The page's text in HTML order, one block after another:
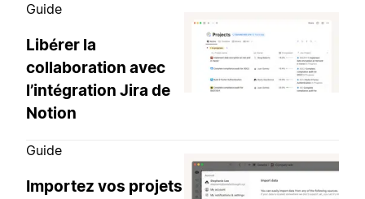
Guide
Libérer la
collaboration avec
l’intégration Jira de
Notion
Guide
Importez vos projets